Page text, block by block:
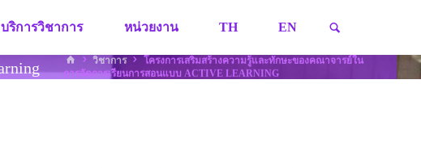
บริการวิชาการ หน่วยงาน TH EN
HOMEวิชาการ
โครงการเสริมสร้างความรู้และทักษะของคณาจารย์ใน
การจัดการเรียนการสอนแบบ ACTIVE LEARNING